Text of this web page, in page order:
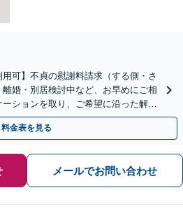
用可】不貞の慰謝料請求（する側・さ
婚・別居検討中など、お早めにご相
ションを取り、ご希望に沿った解決
】【子連れ相談可】
料金表を見る
メールでお問い合わせ